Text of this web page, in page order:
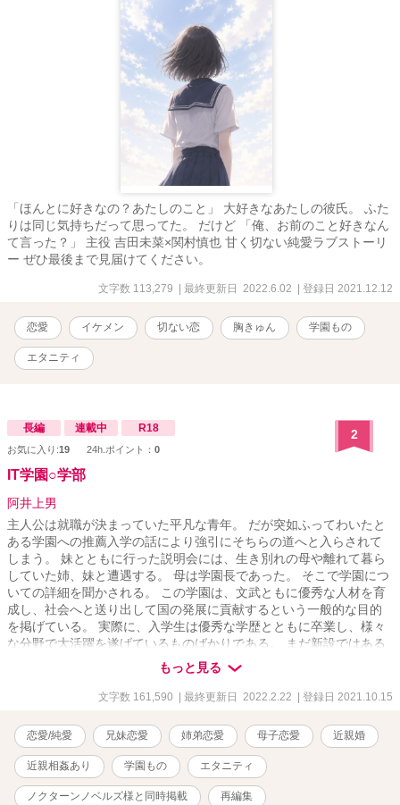
「ほんとに好きなの？あたしのこと」 大好きなあたしの彼氏。 ふた
りは同じ気持ちだって思ってた。 だけど 「俺、お前のこと好きなん
て言った？」 主役 吉田未菜×関村慎也 甘く切ない純愛ラブストーリ
ー ぜひ最後まで見届けてください。
文字数 113,279 | 最終更新日 2022.6.02 | 登録日 2021.12.12
恋愛 イケメン 切ない恋 胸きゅん 学園もの
エタニティ
長編 連載中 R18
お気に入り:19 24h.ポイント： 0
2
IT学園○学部
阿井上男
主人公は就職が決まっていた平凡な青年。 だが突如ふってわいたと
ある学園への推薦入学の話により強引にそちらの道へと入らされて
しまう。 妹とともに行った説明会には、生き別れの母や離れて暮ら
していた姉、妹と遭遇する。 母は学園長であった。 そこで学園につ
いての詳細を聞かされる。 この学園は、文武ともに優秀な人材を育
成し、社会へと送り出して国の発展に貢献するという一般的な目的
を掲げている。 実際に、入学生は優秀な学歴とともに卒業し、様々
な分野で大活躍を遂げているものばかりである。 まだ新設ではある
が、非常に優秀な学生を輩出していることで有名になりつつある学
園であった。 その学園には、もう一つの面がある。 それは、近親間
での恋愛を通じて婚姻を果たし、子を為すことで優秀な遺伝子を純
様々な問題を抱えつつも、素晴らしい人材を輩出しつづけているの
は事実である。 そのため、政府筋の人間は一部においては黙認する
という形であった。 遺伝子的な問題はバイオテクノロジーの発展に
より解決されている。 あとは実績をのこすのみだ。 主人公は、学園
初の平凡な人材として、近親婚姻を一般化させるために学園生活を
もっと見る
文字数 161,590 | 最終更新日 2022.2.22 | 登録日 2021.10.15
恋愛/純愛 兄妹恋愛 姉弟恋愛 母子恋愛 近親婚
近親相姦あり 学園もの エタニティ
ノクターンノベルズ様と同時掲載 再編集